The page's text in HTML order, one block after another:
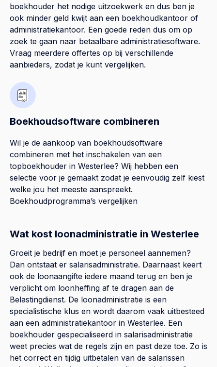
boekhouder het nodige uitzoekwerk en dus ben je
ook minder geld kwijt aan een boekhoudkantoor of
administratiekantoor. Een goede reden dus om op
zoek te gaan naar betaalbare administratiesoftware.
Vraag meerdere offertes op bij verschillende
aanbieders, zodat je kunt vergelijken.
Boekhoudsoftware combineren
Wil je de aankoop van boekhoudsoftware
combineren met het inschakelen van een
topboekhouder in Westerlee? Wij hebben een
selectie voor je gemaakt zodat je eenvoudig zelf kiest
welke jou het meeste aanspreekt.
Boekhoudprogramma’s vergelijken
Wat kost loonadministratie in Westerlee
Groeit je bedrijf en moet je personeel aannemen?
Dan ontstaat er salarisadministratie. Daarnaast keert
ook de loonaangifte iedere maand terug en ben je
verplicht om loonheffing af te dragen aan de
Belastingdienst. De loonadministratie is een
specialistische klus en wordt daarom vaak uitbesteed
aan een administratiekantoor in Westerlee. Een
boekhouder gespecialiseerd in salarisadministratie
weet precies wat de regels zijn en past deze toe. Zo is
het correct en tijdig uitbetalen van de salarissen